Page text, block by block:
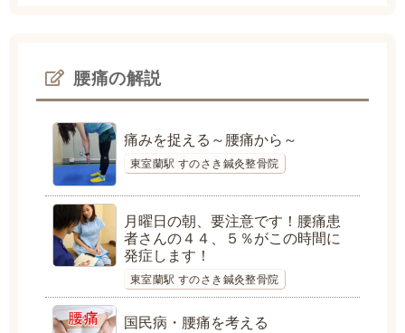
腰痛の解説
痛みを捉える～腰痛から～
東室蘭駅 すのさき鍼灸整骨院
月曜日の朝、要注意です！腰痛患
者さんの４４、５％がこの時間に
発症します！
東室蘭駅 すのさき鍼灸整骨院
国民病・腰痛を考える